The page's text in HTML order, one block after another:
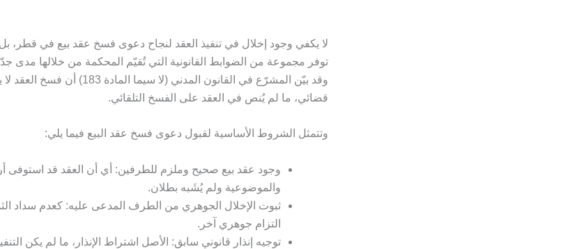
لا يكفي وجود إخلال في تنفيذ العقد لنجاح دعوى فسخ عقد بيع في قطر،
توفر مجموعة من الضوابط القانونية التي تُقيّم المحكمة من خلالها مدى
وقد بيّن المشرّع في القانون المدني (لا سيما
قضائي، ما لم يُنص في العقد على الفسخ التلقائي.
وتتمثل الشروط الأساسية لقبول دعوى فسخ عقد البيع فيما يلي:
وجود عقد بيع صحيح وملزم للطرفين: أي أن العقد قد استوفى
والموضوعية ولم يُشَبه بطلان.
ثبوت الإخلال الجوهري من الطرف المدعى عليه: كعدم سداد
التزام جوهري آخر.
توجيه إنذار قانوني سابق: الأصل اشتراط الإنذار، ما لم يكن